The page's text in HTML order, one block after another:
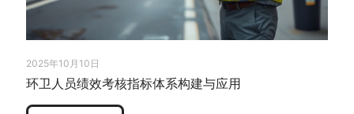
2025年10月10日
环卫人员绩效考核指标体系构建与应用